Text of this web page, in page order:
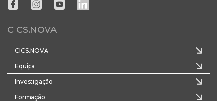
CICS.NOVA
CICS.NOVA
Equipa
Investigação
Formação